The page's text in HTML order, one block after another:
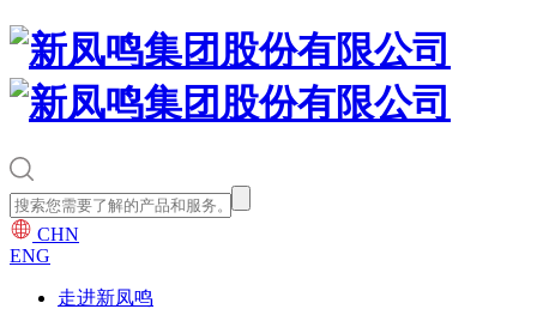
CHN
ENG
走进新凤鸣